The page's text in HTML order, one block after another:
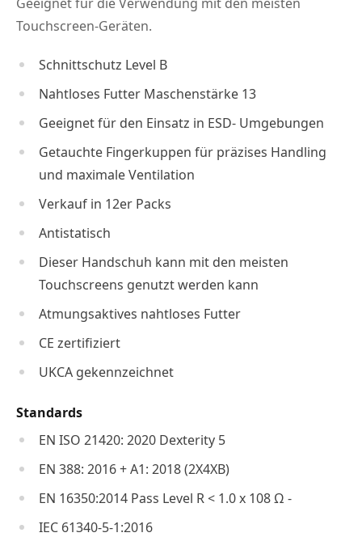
Touchscreen-Geräten.
Schnittschutz Level B
Nahtloses Futter Maschenstärke 13
Geeignet für den Einsatz in ESD- Umgebungen
Getauchte Fingerkuppen für präzises Handling
und maximale Ventilation
Verkauf in 12er Packs
Antistatisch
Dieser Handschuh kann mit den meisten
Touchscreens genutzt werden kann
Atmungsaktives nahtloses Futter
CE zertifiziert
UKCA gekennzeichnet
Standards
EN ISO 21420: 2020 Dexterity 5
EN 388: 2016 + A1: 2018 (2X4XB)
EN 16350:2014 Pass Level R < 1.0 x 108 Ω -
IEC 61340-5-1:2016